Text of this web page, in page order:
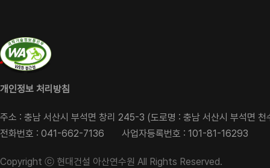
개인정보 처리방침
주소 : 충남 서산시 부석면 창리 245-3 (도로명 : 충남 서산시 부석면 천
전화번호 : 041-662-7136
사업자등록번호 : 101-81-16293
Copyright ⓒ 현대건설 아산연수원 All Rights Reserved.